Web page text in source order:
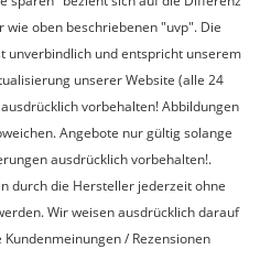
wie oben beschriebenen "uvp". Die
unverbindlich und entspricht unserem
unserer Website (alle 24
vorbehalten! Abbildungen
Angebote nur gültig solange
ausdrücklich vorbehalten!.
durch die Hersteller jederzeit ohne
Wir weisen ausdrücklich darauf
/ Rezensionen